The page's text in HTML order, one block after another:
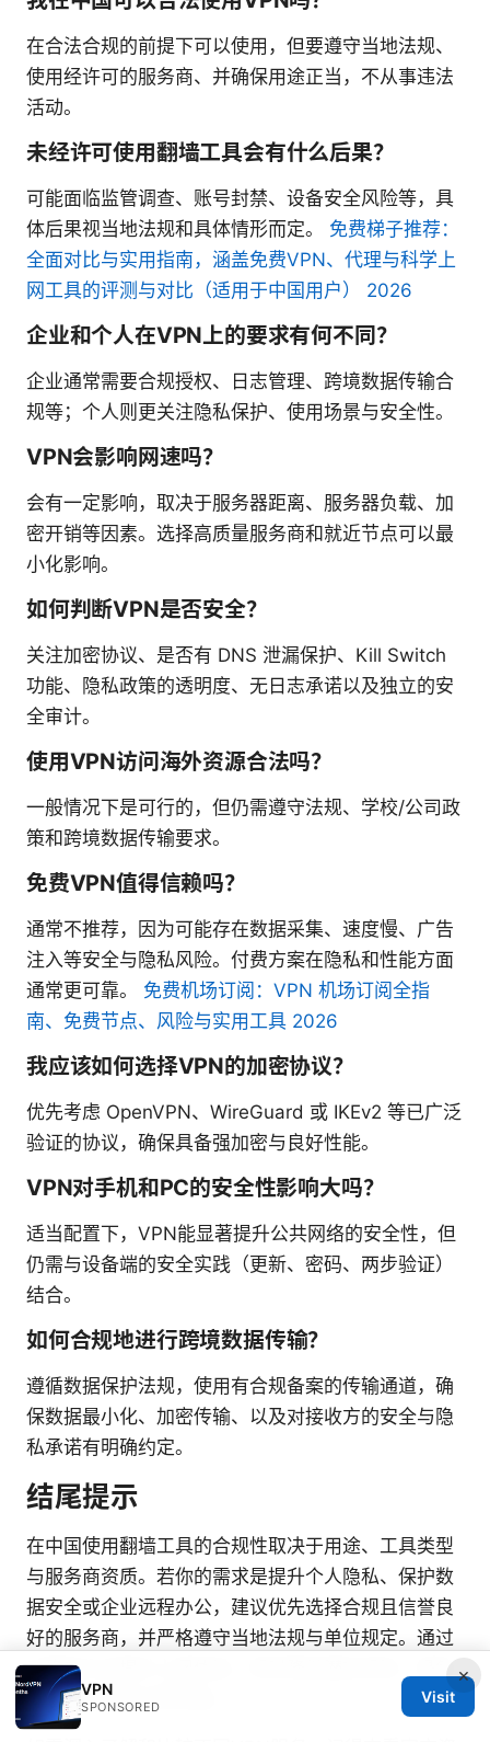
在合法合规的前提下可以使用，但要遵守当地法规、
使用经许可的服务商、并确保用途正当，不从事违法
活动。
未经许可使用翻墙工具会有什么后果？
可能面临监管调查、账号封禁、设备安全风险等，具
体后果视当地法规和具体情形而定。 免费梯子推荐：
全面对比与实用指南，涵盖免费VPN、代理与科学上
网工具的评测与对比（适用于中国用户） 2026
企业和个人在VPN上的要求有何不同？
企业通常需要合规授权、日志管理、跨境数据传输合
规等；个人则更关注隐私保护、使用场景与安全性。
VPN会影响网速吗？
会有一定影响，取决于服务器距离、服务器负载、加
密开销等因素。选择高质量服务商和就近节点可以最
小化影响。
如何判断VPN是否安全？
关注加密协议、是否有 DNS 泄漏保护、Kill Switch
功能、隐私政策的透明度、无日志承诺以及独立的安
全审计。
使用VPN访问海外资源合法吗？
一般情况下是可行的，但仍需遵守法规、学校/公司政
策和跨境数据传输要求。
免费VPN值得信赖吗？
通常不推荐，因为可能存在数据采集、速度慢、广告
注入等安全与隐私风险。付费方案在隐私和性能方面
通常更可靠。 免费机场订阅：VPN 机场订阅全指
南、免费节点、风险与实用工具 2026
我应该如何选择VPN的加密协议？
优先考虑 OpenVPN、WireGuard 或 IKEv2 等已广泛
验证的协议，确保具备强加密与良好性能。
VPN对手机和PC的安全性影响大吗？
适当配置下，VPN能显著提升公共网络的安全性，但
仍需与设备端的安全实践（更新、密码、两步验证）
结合。
如何合规地进行跨境数据传输？
遵循数据保护法规，使用有合规备案的传输通道，确
保数据最小化、加密传输、以及对接收方的安全与隐
私承诺有明确约定。
结尾提示
在中国使用翻墙工具的合规性取决于用途、工具类型
与服务商资质。若你的需求是提升个人隐私、保护数
据安全或企业远程办公，建议优先选择合规且信誉良
好的服务商，并严格遵守当地法规与单位规定。通过
正确的方式提升上网体验，同时降低潜在风险，是每
位用户应有的日常实践。
×
VPN
SPONSORED
Visit